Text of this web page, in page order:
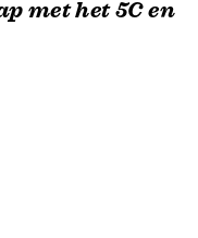
met het 5C en